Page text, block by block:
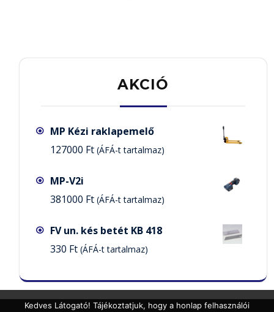
AKCIÓ
MP Kézi raklapemelő
127000 Ft (ÁFÁ-t tartalmaz)
MP-V2i
381000 Ft (ÁFÁ-t tartalmaz)
FV un. kés betét KB 418
330 Ft (ÁFÁ-t tartalmaz)
Kedves Látogató! Tájékoztatjuk, hogy a honlap felhasználói